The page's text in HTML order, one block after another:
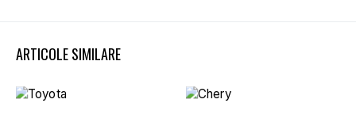
ARTICOLE SIMILARE